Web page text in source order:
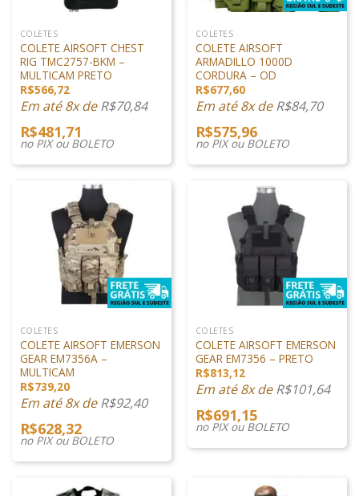
COLETES
COLETE AIRSOFT CHEST
RIG TMC2757-BKM –
MULTICAM PRETO
R$566,72
Em até 8x deR$70,84
R$481,71
no PIX ou BOLETO
COLETES
COLETE AIRSOFT
ARMADILLO 1000D
CORDURA – OD
R$677,60
Em até 8x deR$84,70
R$575,96
no PIX ou BOLETO
COLETES
COLETE AIRSOFT EMERSON
GEAR EM7356A –
MULTICAM
R$739,20
Em até 8x deR$92,40
R$628,32
no PIX ou BOLETO
COLETES
COLETE AIRSOFT EMERSON
GEAR EM7356 – PRETO
R$813,12
Em até 8x deR$101,64
R$691,15
no PIX ou BOLETO